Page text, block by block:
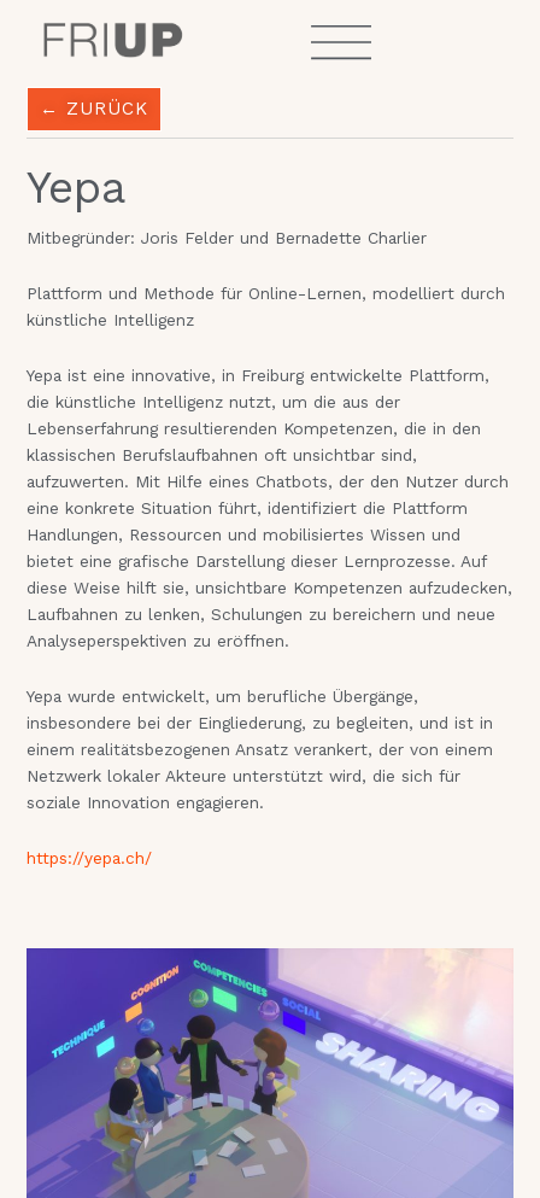
← ZURÜCK
Yepa
Mitbegründer: Joris Felder und Bernadette Charlier
Plattform und Methode für Online-Lernen, modelliert durch
künstliche Intelligenz
Yepa ist eine innovative, in Freiburg entwickelte Plattform,
die künstliche Intelligenz nutzt, um die aus der
Lebenserfahrung resultierenden Kompetenzen, die in den
klassischen Berufslaufbahnen oft unsichtbar sind,
aufzuwerten. Mit Hilfe eines Chatbots, der den Nutzer durch
eine konkrete Situation führt, identifiziert die Plattform
Handlungen, Ressourcen und mobilisiertes Wissen und
bietet eine grafische Darstellung dieser Lernprozesse. Auf
diese Weise hilft sie, unsichtbare Kompetenzen aufzudecken,
Laufbahnen zu lenken, Schulungen zu bereichern und neue
Analyseperspektiven zu eröffnen.
Yepa wurde entwickelt, um berufliche Übergänge,
insbesondere bei der Eingliederung, zu begleiten, und ist in
einem realitätsbezogenen Ansatz verankert, der von einem
Netzwerk lokaler Akteure unterstützt wird, die sich für
soziale Innovation engagieren.
https://yepa.ch/